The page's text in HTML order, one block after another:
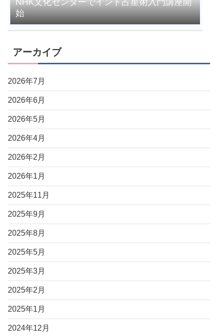
始
アーカイブ
2026年7月
2026年6月
2026年5月
2026年4月
2026年2月
2026年1月
2025年11月
2025年9月
2025年8月
2025年5月
2025年3月
2025年2月
2025年1月
2024年12月